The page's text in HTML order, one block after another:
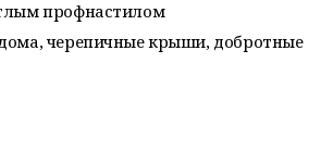
профнастилом
черепичные крыши, добротные